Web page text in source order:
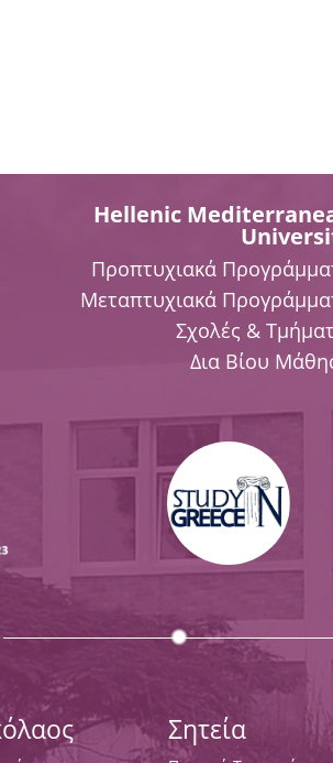
Hellenic
Προπτυχιακά
Μεταπτυχιακά
Σχολές &
Δια Βίου
Σητεία